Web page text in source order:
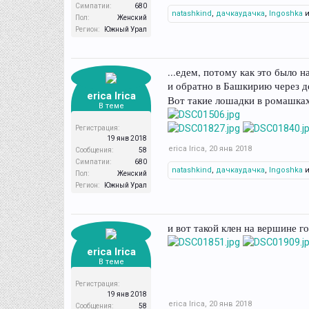
Симпатии:
680
Пол:
Женский
Регион:
Южный Урал
natashkind, дачкаудачка, Ingoshka
erica Irica
В теме
Регистрация:
19 янв 2018
Сообщения:
58
Симпатии:
680
Пол:
Женский
Регион:
Южный Урал
...едем, потому как это было
и обратно в Башкирию через
Вот такие лошадки в
erica Irica, 20 янв 2018
natashkind, дачкаудачка, Ingoshka
erica Irica
В теме
Регистрация:
19 янв 2018
Сообщения:
58
и вот такой клен на вершине
erica Irica, 20 янв 2018